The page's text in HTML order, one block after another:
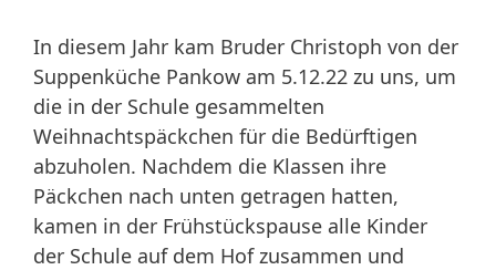
In diesem Jahr kam Bruder Christoph von der
Suppenküche Pankow am 5.12.22 zu uns, um
die in der Schule gesammelten
Weihnachtspäckchen für die Bedürftigen
abzuholen. Nachdem die Klassen ihre
Päckchen nach unten getragen hatten,
kamen in der Frühstückspause alle Kinder
der Schule auf dem Hof zusammen und